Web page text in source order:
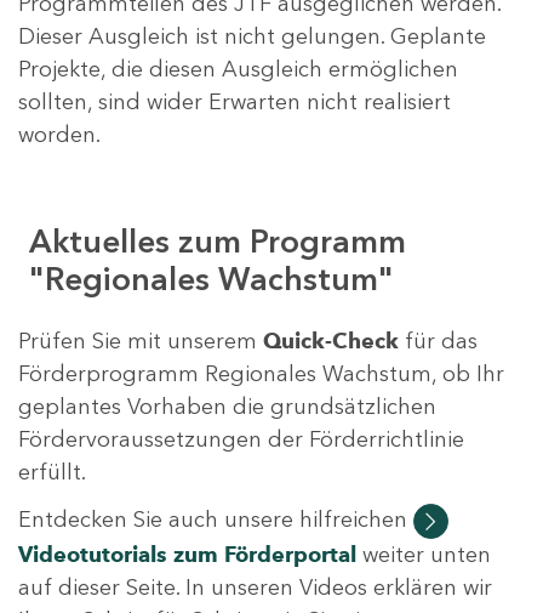
Dieser Ausgleich ist nicht gelungen. Geplante
Projekte, die diesen Ausgleich ermöglichen
sollten, sind wider Erwarten nicht realisiert
worden.
Aktuelles zum Programm
"Regionales Wachstum"
Prüfen Sie mit unserem Quick-Check für das
Förderprogramm Regionales Wachstum, ob Ihr
geplantes Vorhaben die grundsätzlichen
Fördervoraussetzungen der Förderrichtlinie
erfüllt.
Entdecken Sie auch unsere hilfreichen
Videotutorials zum Förderportal weiter unten
auf dieser Seite. In unseren Videos erklären wir